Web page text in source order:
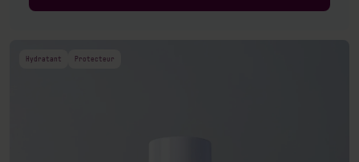
Hydratant Protecteur